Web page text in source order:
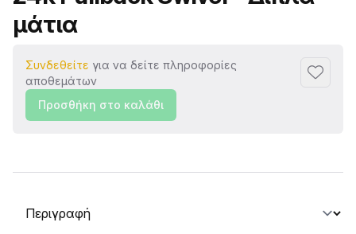
μάτια
Συνδεθείτε για να δείτε πληροφορίες
αποθεμάτων
Προσθήκη στο καλάθι
Επιλογή καρτέλας